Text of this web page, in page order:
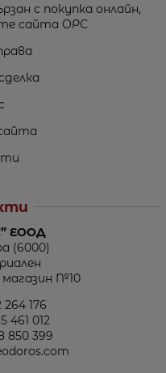
с покупка онлайн,
сайта ОРС
ЕООД
(6000)
№10
264 176
461 012
850 399